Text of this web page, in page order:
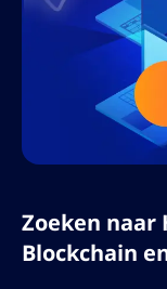
Zoeken naar
Blockchain